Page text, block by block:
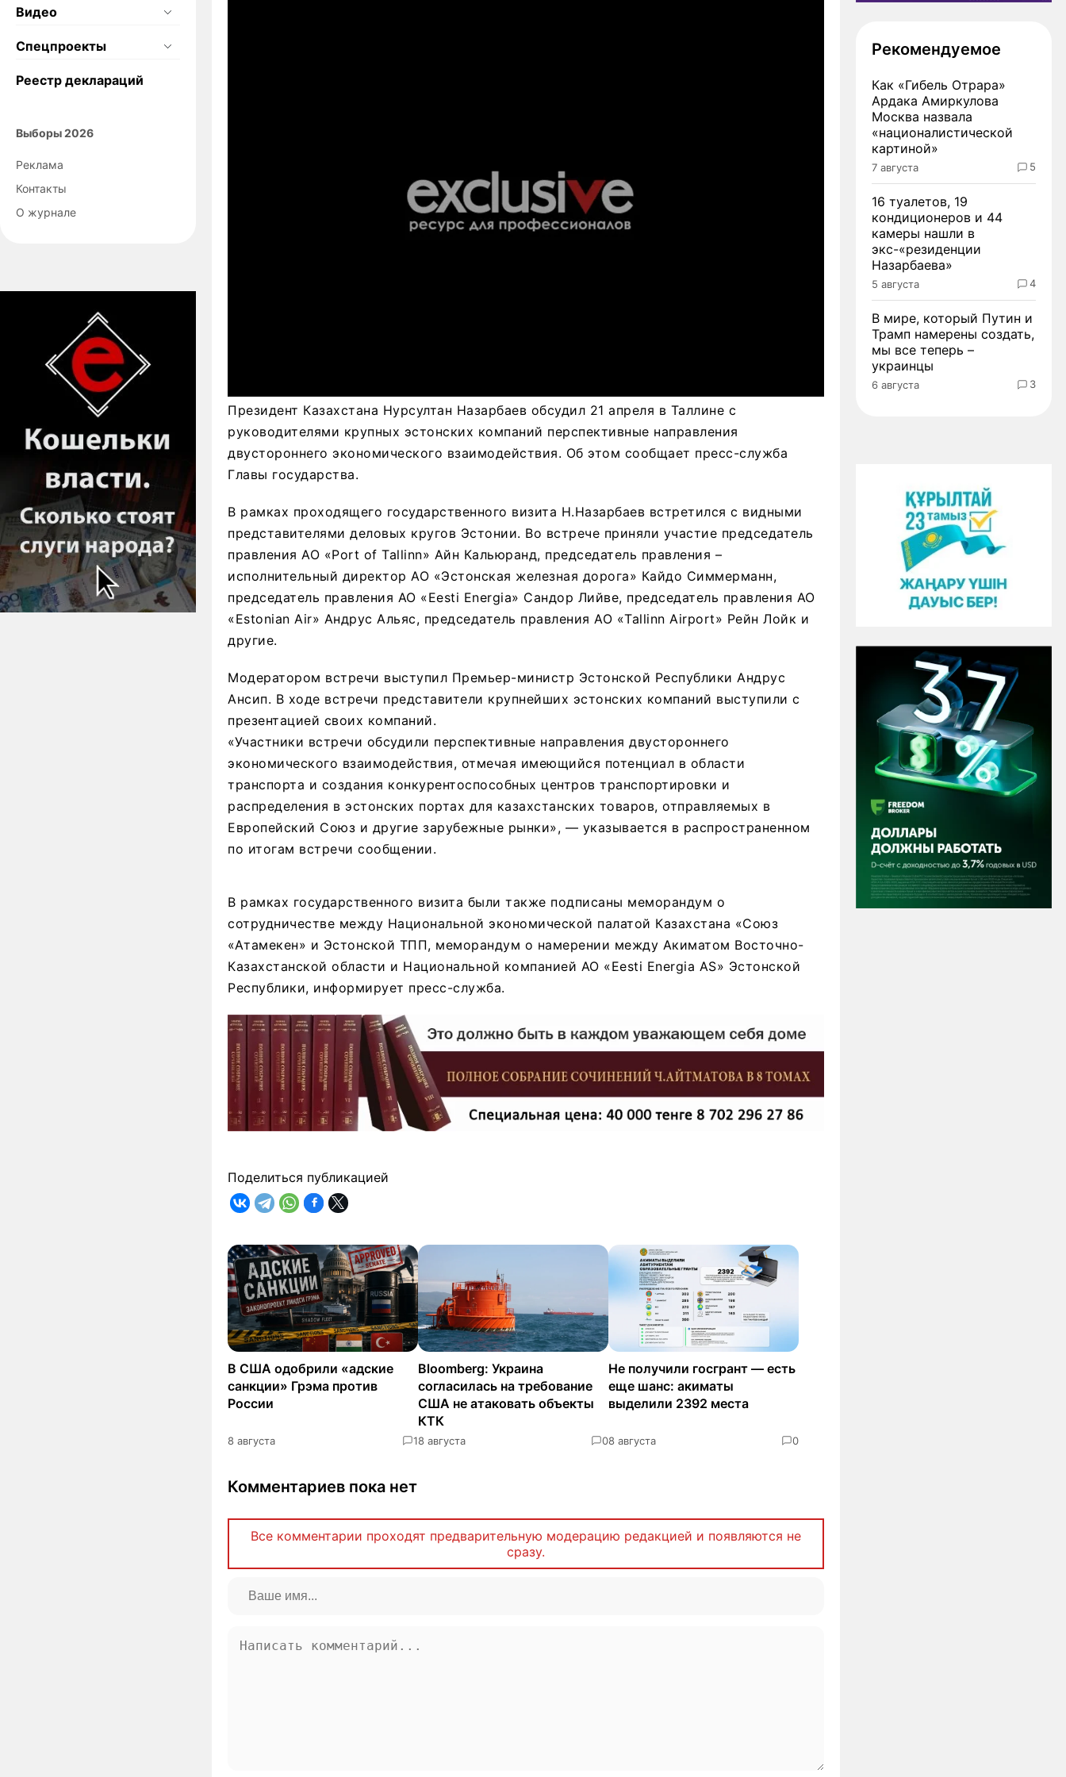
Видео
Спецпроекты
Реестр деклараций
Выборы 2026
Реклама
Контакты
О журнале
Президент Казахстана Нурсултан Назарбаев обсудил 21 апреля в Таллине с
руководителями крупных эстонских компаний перспективные направления
двустороннего экономического взаимодействия. Об этом сообщает пресс-служба
Главы государства.
В рамках проходящего государственного визита Н.Назарбаев встретился с видными
представителями деловых кругов Эстонии. Во встрече приняли участие председатель
правления АО «Port of Tallinn» Айн Кальюранд, председатель правления –
исполнительный директор АО «Эстонская железная дорога» Кайдо Симмерманн,
председатель правления АО «Eesti Energia» Сандор Лийве, председатель правления АО
«Estonian Air» Андрус Альяс, председатель правления АО «Tallinn Airport» Рейн Лойк и
другие.
Модератором встречи выступил Премьер-министр Эстонской Республики Андрус
Ансип. В ходе встречи представители крупнейших эстонских компаний выступили с
презентацией своих компаний.
«Участники встречи обсудили перспективные направления двустороннего
экономического взаимодействия, отмечая имеющийся потенциал в области
транспорта и создания конкурентоспособных центров транспортировки и
распределения в эстонских портах для казахстанских товаров, отправляемых в
Европейский Союз и другие зарубежные рынки», — указывается в распространенном
по итогам встречи сообщении.
В рамках государственного визита были также подписаны меморандум о
сотрудничестве между Национальной экономической палатой Казахстана «Союз
«Атамекен» и Эстонской ТПП, меморандум о намерении между Акиматом Восточно-
Казахстанской области и Национальной компанией АО «Eesti Energia AS» Эстонской
Республики, информирует пресс-служба.
Поделиться публикацией
В США одобрили «адские
санкции» Грэма против
России
8 августа 1
Bloomberg: Украина
согласилась на требование
США не атаковать объекты
КТК
8 августа 0
Не получили госгрант — есть
еще шанс: акиматы
выделили 2392 места
8 августа 0
Комментариев пока нет
Все комментарии проходят предварительную модерацию редакцией и появляются не
сразу.
Рекомендуемое
Как «Гибель Отрара»
Ардака Амиркулова
Москва назвала
«националистической
картиной»
7 августа 5
16 туалетов, 19
кондиционеров и 44
камеры нашли в
экс-«резиденции
Назарбаева»
5 августа 4
В мире, который Путин и
Трамп намерены создать,
мы все теперь –
украинцы
6 августа 3